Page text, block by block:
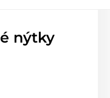
nýtky